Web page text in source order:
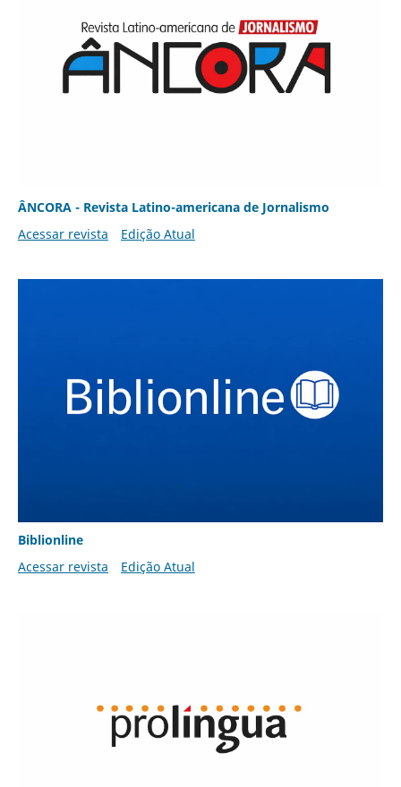
ÂNCORA - Revista Latino-americana de Jornalismo
Acessar revista
Edição Atual
Biblionline
Acessar revista
Edição Atual